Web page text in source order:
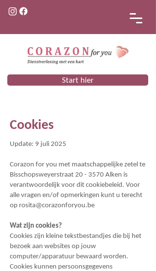
Start hier
Cookies
Update: 9 juli 2025
Corazon for you met maatschappelijke zetel te
Bisschopsweyerstraat 20 - 3570 Alken is
verantwoordelijk voor dit cookiebeleid. Voor
alle vragen en/of opmerkingen kunt u terecht
op rosita@corazonforyou.be
Wat zijn cookies?
Cookies zijn kleine tekstbestandjes die bij het
bezoek aan websites op jouw
computer/apparatuur bewaard worden.
Cookies kunnen persoonsgegevens